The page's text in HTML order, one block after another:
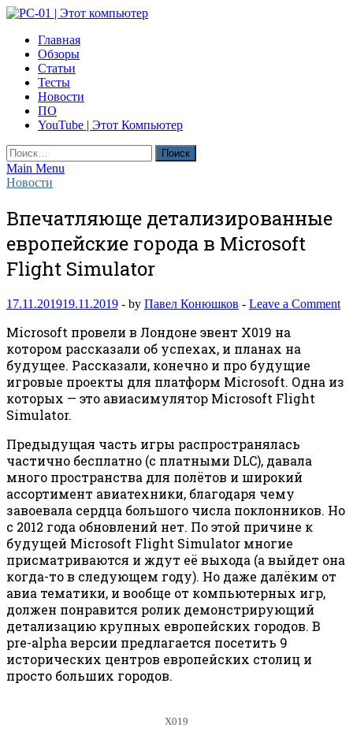
Skip
content
PC-01 | Этот компьютер
Компьютерные новости
Главная
Обзоры
Статьи
Тесты
Новости
ПО
YouTube | Этот Компьютер
Найти:
Main Menu
Новости
Впечатляюще детализированные
европейские города в Microsoft
Flight Simulator
17.11.201919.11.2019 - by Павел Конюшков - Leave a Comment
Microsoft провели в Лондоне эвент X019 на
котором рассказали об успехах, и планах на
будущее. Рассказали, конечно и про будущие
игровые проекты для платформ Microsoft. Одна из
которых — это авиасимулятор Microsoft Flight
Simulator.
Предыдущая часть игры распространялась
частично бесплатно (с платными DLC), давала
много пространства для полётов и широкий
ассортимент авиатехники, благодаря чему
завоевала сердца большого числа поклонников. Но
с 2012 года обновлений нет. По этой причине к
будущей Microsoft Flight Simulator многие
присматриваются и ждут её выхода (а выйдет она
когда-то в следующем году). Но даже далёким от
авиа тематики, и вообще от компьютерных игр,
должен понравится ролик демонстрирующий
детализацию крупных европейских городов. В
pre-alpha версии предлагается посетить 9
исторических центров европейских столиц и
просто больших городов.
X019